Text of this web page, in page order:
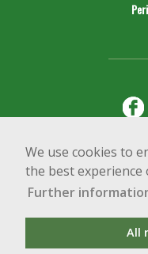
We use cookies to
the best experience
Further
All
Copyright ©
1111